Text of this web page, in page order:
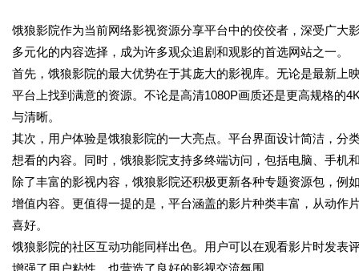
饿狼影院作为当前网络影视资源分享平台中的佼佼者，深受广大
多元化的内容选择，成为许多观众追剧和观影的首选网站之一。
首先，饿狼影院的最大优势在于其庞大的影视库。无论是最新上
平台上找到满意的资源。不论是高清1080P画质还是更高规格的
与清晰。
其次，用户体验是饿狼影院的一大亮点。平台界面设计简洁，分
想看的内容。同时，饿狼影院支持多终端访问，包括电脑、手机
除了丰富的影视内容，饿狼影院还积极更新各种专题资源包，
增值内容。更值得一提的是，平台涵盖的影片种类丰富，从动作
喜好。
饿狼影院的社区互动功能同样出色。用户可以在观看影片时发表
增强了用户粘性，也营造了良好的影视交流氛围。